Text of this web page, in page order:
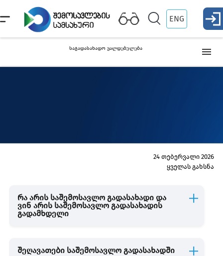
ENG
საგადასახადო ვალდებულება
ბუნებრივი რესურსებით სარგებლობა
სათამაშო ბიზნესი
24 თებერვალი 2026
ყველას გახსნა
რა არის საშემოსავლო გადასახადი და
ვინ არის საშემოსავლო გადასახადის
გადამხდელი
შეღავათები საშემოსავლო გადასახადში